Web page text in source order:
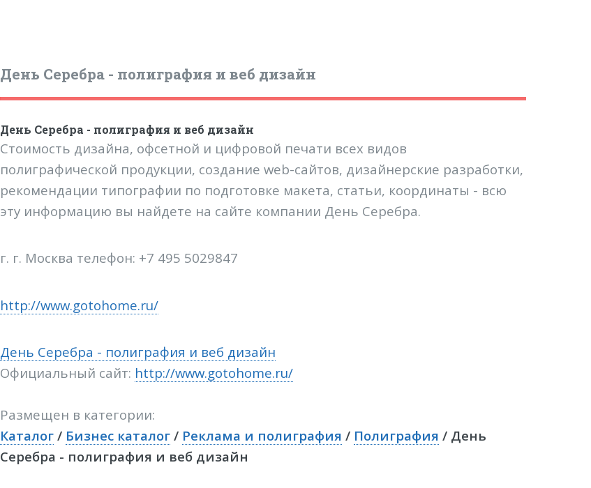
День Серебра - полиграфия и веб дизайн
День Серебра - полиграфия и веб дизайн
Стоимость дизайна, офсетной и цифровой печати всех видов
полиграфической продукции, создание web-сайтов, дизайнерские разработки,
рекомендации типографии по подготовке макета, статьи, координаты - всю
эту информацию вы найдете на сайте компании День Серебра.
г. г. Москва телефон: +7 495 5029847
http://www.gotohome.ru/
День Серебра - полиграфия и веб дизайн
Официальный сайт: http://www.gotohome.ru/
Размещен в категории:
Каталог/ Бизнес каталог/ Реклама и полиграфия / Полиграфия / День
Серебра - полиграфия и веб дизайн